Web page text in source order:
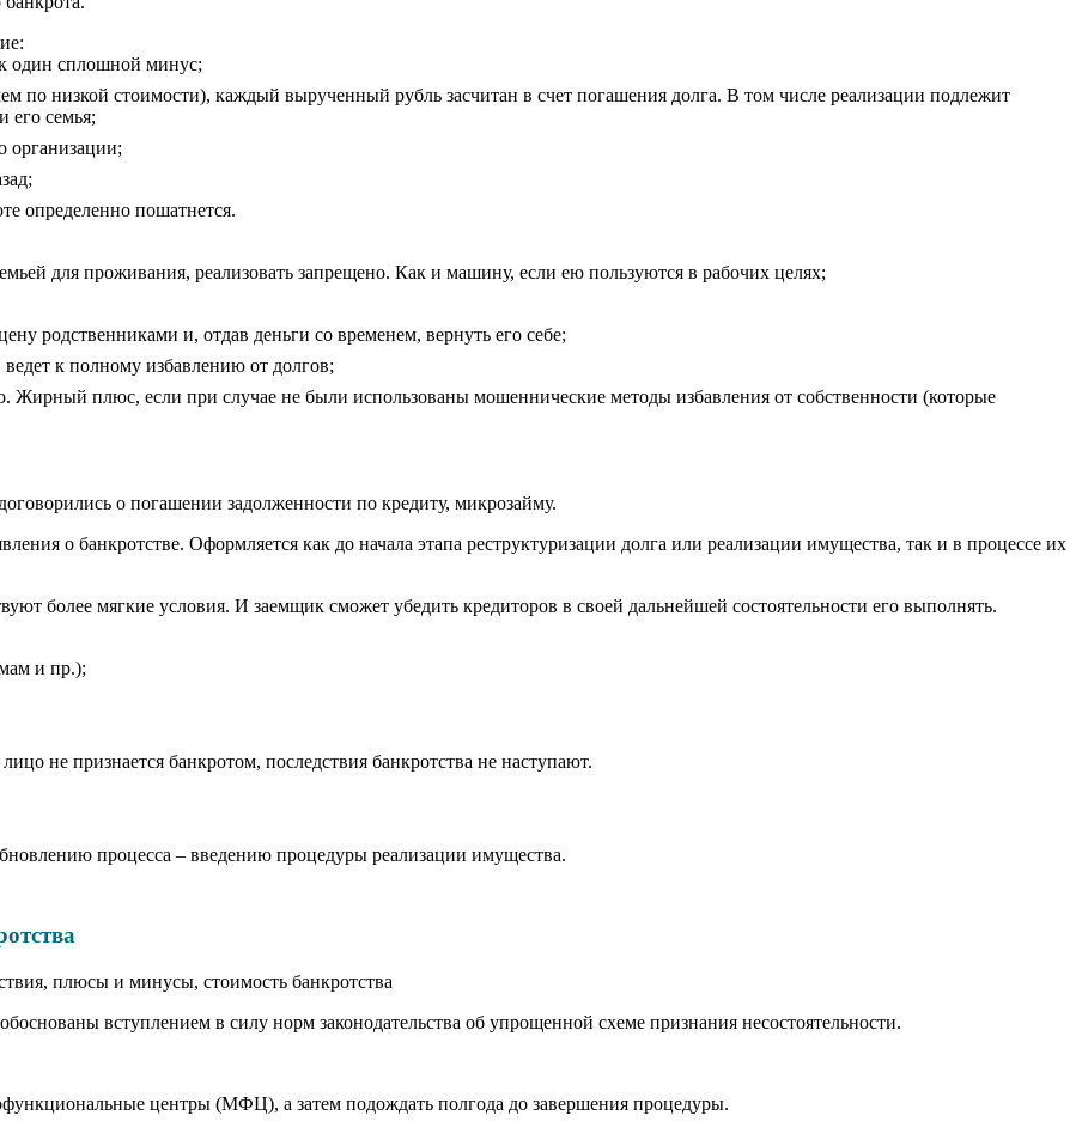
один сплошной минус;
по низкой стоимости), каждый вырученный рубль засчитан в счет погашения долга. В том числе реализации подлежит
его семья;
организации;
определенно пошатнется.
для проживания, реализовать запрещено. Как и машину, если ею пользуются в рабочих целях;
родственниками и, отдав деньги со временем, вернуть его себе;
к полному избавлению от долгов;
Жирный плюс, если при случае не были использованы мошеннические методы избавления от собственности (которые
о погашении задолженности по кредиту, микрозайму.
о банкротстве. Оформляется как до начала этапа реструктуризации долга или реализации имущества, так и в процессе их
более мягкие условия. И заемщик сможет убедить кредиторов в своей дальнейшей состоятельности его выполнять.
и пр.);
не признается банкротом, последствия банкротства не наступают.
процесса – введению процедуры реализации имущества.
вступлением в силу норм законодательства об упрощенной схеме признания несостоятельности.
центры (МФЦ), а затем подождать полгода до завершения процедуры.